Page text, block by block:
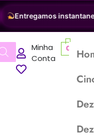
Entregamos
Minha
Conta
0